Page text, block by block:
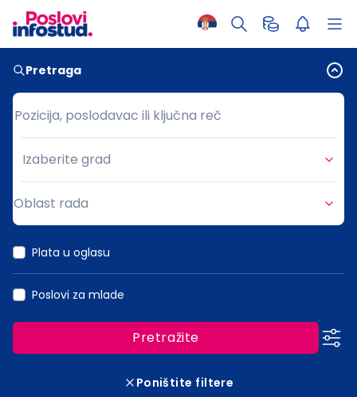
Pretraga
Pozicija, poslodavac ili ključna reč
Pozicija, poslodavac ili ključna reč
Grad
Izaberite grad
Oblast rada
Plata u oglasu
Poslovi za mlade
Pretražite
Poništite filtere